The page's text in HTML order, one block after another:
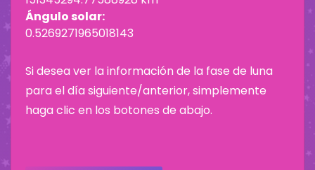
Ángulo solar:
0.5269271965018143
Si desea ver la información de la fase de luna
para el día siguiente/anterior, simplemente
haga clic en los botones de abajo.